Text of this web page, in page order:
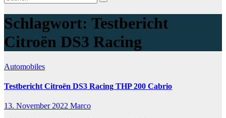
Schlagwort: Testbericht
Citroën DS3 Racing
Automobiles
Testbericht Citroën DS3 Racing THP 200 Cabrio
13. November 2022 Marco